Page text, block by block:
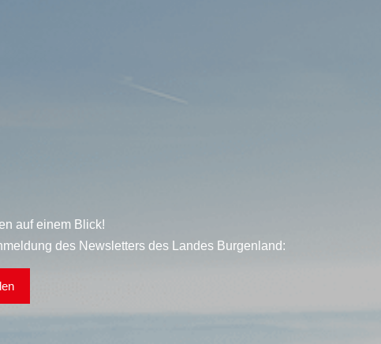
auf einem Blick!
des Newsletters des Landes Burgenland: